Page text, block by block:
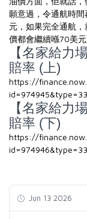
願意過，令通航時
元，如果完全通航
價都會繼續喺70美
【名家給力
賠率 (上)
https://
【名家給力
賠率 (下)
https://
Jun 13 2026